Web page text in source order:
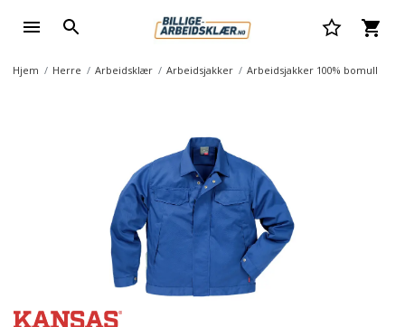
Hjem Herre Arbeidsklær Arbeidsjakker Arbeidsjakker 100% bomull